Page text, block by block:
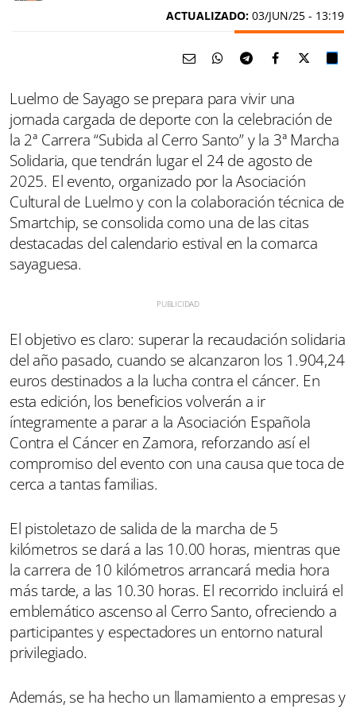
ACTUALIZADO: 03/JUN/25 - 13:19
Luelmo de Sayago se prepara para vivir una
jornada cargada de deporte con la celebración de
la 2ª Carrera “Subida al Cerro Santo” y la 3ª Marcha
Solidaria, que tendrán lugar el 24 de agosto de
2025. El evento, organizado por la Asociación
Cultural de Luelmo y con la colaboración técnica de
Smartchip, se consolida como una de las citas
destacadas del calendario estival en la comarca
sayaguesa.
El objetivo es claro: superar la recaudación solidaria
del año pasado, cuando se alcanzaron los 1.904,24
euros destinados a la lucha contra el cáncer. En
esta edición, los beneficios volverán a ir
íntegramente a parar a la Asociación Española
Contra el Cáncer en Zamora, reforzando así el
compromiso del evento con una causa que toca de
cerca a tantas familias.
El pistoletazo de salida de la marcha de 5
kilómetros se dará a las 10.00 horas, mientras que
la carrera de 10 kilómetros arrancará media hora
más tarde, a las 10.30 horas. El recorrido incluirá el
emblemático ascenso al Cerro Santo, ofreciendo a
participantes y espectadores un entorno natural
privilegiado.
Además, se ha hecho un llamamiento a empresas y